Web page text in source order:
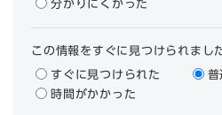
分かりにくかった
この情報をすぐに見つけられまし
すぐに見つけられた
普
時間がかかった